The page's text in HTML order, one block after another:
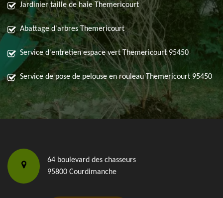
Jardinier taille de haie Themericourt
Abattage d'arbres Themericourt
Service d'entretien espace vert Themericourt 95450
Service de pose de pelouse en rouleau Themericourt 95450
64 boulevard des chasseurs
95800 Courdimanche